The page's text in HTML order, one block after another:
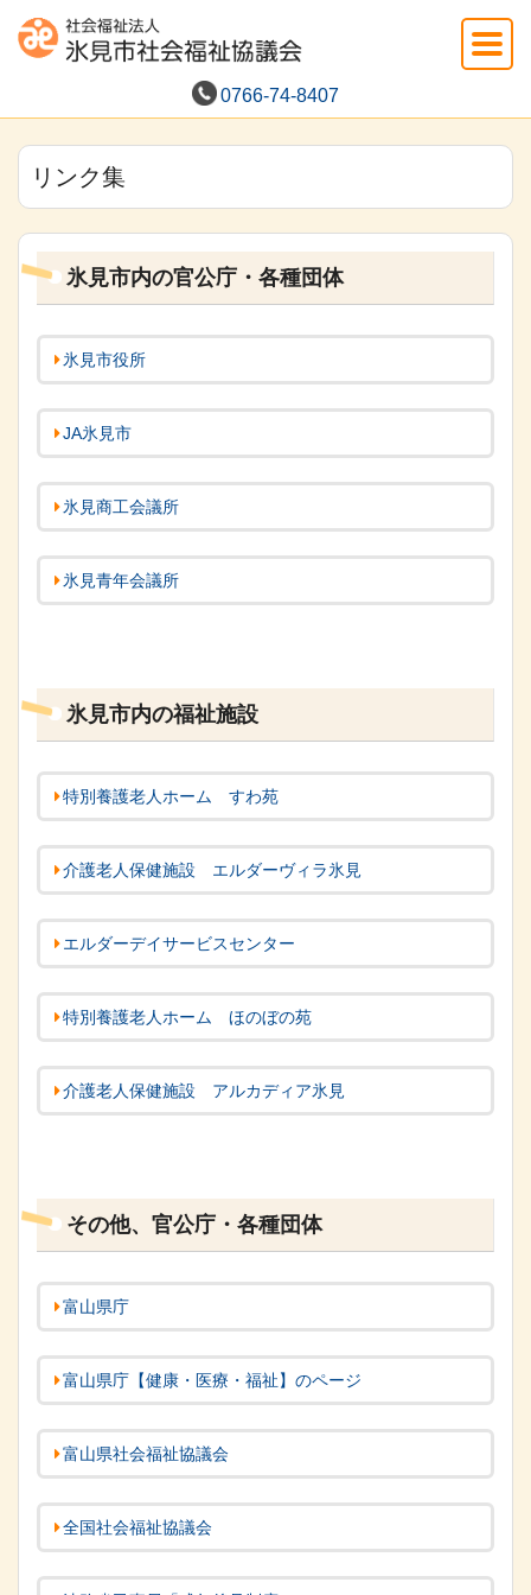
0766-74-8407
リンク集
氷見市内の官公庁・各種団体
氷見市役所
JA氷見市
氷見商工会議所
氷見青年会議所
氷見市内の福祉施設
特別養護老人ホーム すわ苑
介護老人保健施設 エルダーヴィラ氷見
エルダーデイサービスセンター
特別養護老人ホーム ほのぼの苑
介護老人保健施設 アルカディア氷見
その他、官公庁・各種団体
富山県庁
富山県庁【健康・医療・福祉】のページ
富山県社会福祉協議会
全国社会福祉協議会